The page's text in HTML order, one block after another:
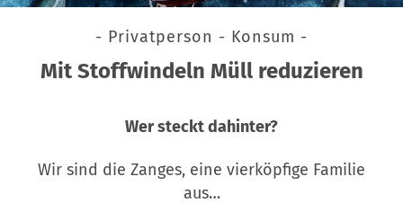
- Privatperson - Konsum -
Mit Stoffwindeln Müll reduzieren
Wer steckt dahinter?
Wir sind die Zanges, eine vierköpfige Familie
aus…